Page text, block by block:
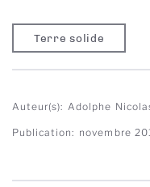
Terre solide
Auteur(s) Adolphe
Publication novembre